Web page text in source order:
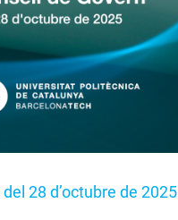
28 d’octubre de 2025